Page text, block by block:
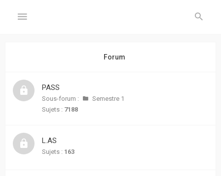
Inscription
FORUM
Forum
PASS
Sous-forum :
Semestre 1
Sujets : 7188
L.AS
Sujets : 163